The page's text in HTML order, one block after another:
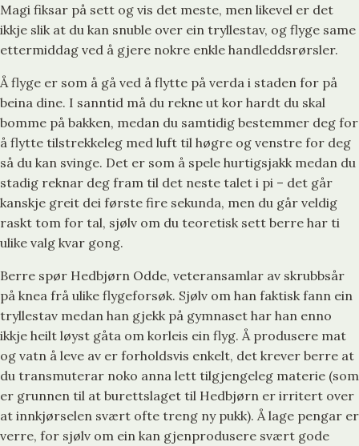
Magi fiksar på sett og vis det meste, men likevel er det
ikkje slik at du kan snuble over ein tryllestav, og flyge same
ettermiddag ved å gjere nokre enkle handleddsrørsler.
Å flyge er som å gå ved å flytte på verda i staden for på
beina dine. I sanntid må du rekne ut kor hardt du skal
bomme på bakken, medan du samtidig bestemmer deg for
å flytte tilstrekkeleg med luft til høgre og venstre for deg
så du kan svinge. Det er som å spele hurtigsjakk medan du
stadig reknar deg fram til det neste talet i pi – det går
kanskje greit dei første fire sekunda, men du går veldig
raskt tom for tal, sjølv om du teoretisk sett berre har ti
ulike valg kvar gong.
Berre spør Hedbjørn Odde, veteransamlar av skrubbsår
på knea frå ulike flygeforsøk. Sjølv om han faktisk fann ein
tryllestav medan han gjekk på gymnaset har han enno
ikkje heilt løyst gåta om korleis ein flyg. Å produsere mat
og vatn å leve av er forholdsvis enkelt, det krever berre at
du transmuterar noko anna lett tilgjengeleg materie (som
er grunnen til at burettslaget til Hedbjørn er irritert over
at innkjørselen svært ofte treng ny pukk). Å lage pengar er
verre, for sjølv om ein kan gjenprodusere svært gode